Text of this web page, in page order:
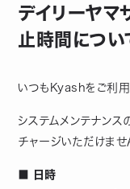
デイリーヤマ
止時間につい
いつもKyashをご利用
システムメンテナンス
チャージいただけませ
■ 日時